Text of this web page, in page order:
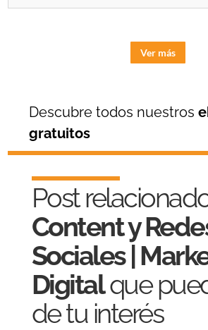
Ver más
Descubre todos nuestros
gratuitos
Post
Content y
Sociales |
Digitalque
de tu interés